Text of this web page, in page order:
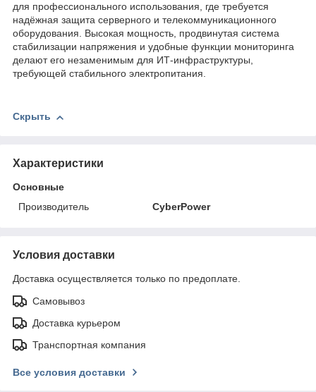
для профессионального использования, где требуется
надёжная защита серверного и телекоммуникационного
оборудования. Высокая мощность, продвинутая система
стабилизации напряжения и удобные функции мониторинга
делают его незаменимым для ИТ-инфраструктуры,
требующей стабильного электропитания.
Скрыть
Характеристики
Основные
Производитель
CyberPower
Условия доставки
Доставка осуществляется только по предоплате.
Самовывоз
Доставка курьером
Транспортная компания
Все условия доставки